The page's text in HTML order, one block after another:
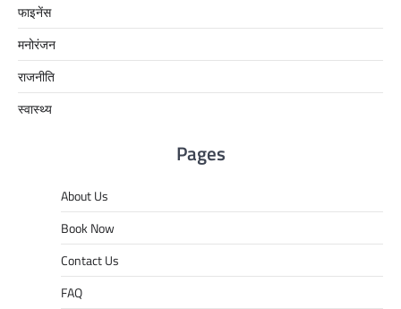
फाइनेंस
मनोरंजन
राजनीति
स्वास्थ्य
Pages
About Us
Book Now
Contact Us
FAQ